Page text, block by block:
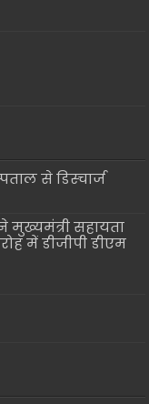
से डिस्चार्ज
सहायता
में डीजीपी डीएम